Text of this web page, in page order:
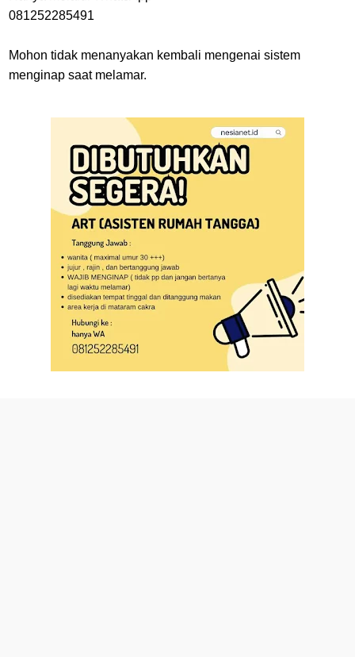
081252285491
Mohon tidak menanyakan kembali mengenai sistem
menginap saat melamar.